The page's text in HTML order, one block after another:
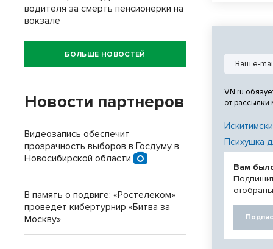
VN.ru
от
Психушка
Вам
водителя за смерть пенсионерки на
вокзале
БОЛЬШЕ НОВОСТЕЙ
Новости партнеров
Видеозапись обеспечит
прозрачность выборов в Госдуму в
Новосибирской области
В память о подвиге: «Ростелеком»
проведет кибертурнир «Битва за
Москву»